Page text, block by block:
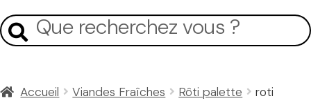
navigation
Mon Compte
Recherche
pour :
Recherche
Accueil Viandes Fraîches Rôti palette
roti